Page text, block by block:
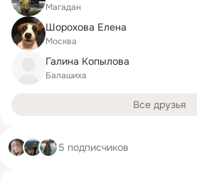
Магадан
Шорохова Елена
Москва
Галина Копылова
Балашиха
Все друзья
5 подписчиков